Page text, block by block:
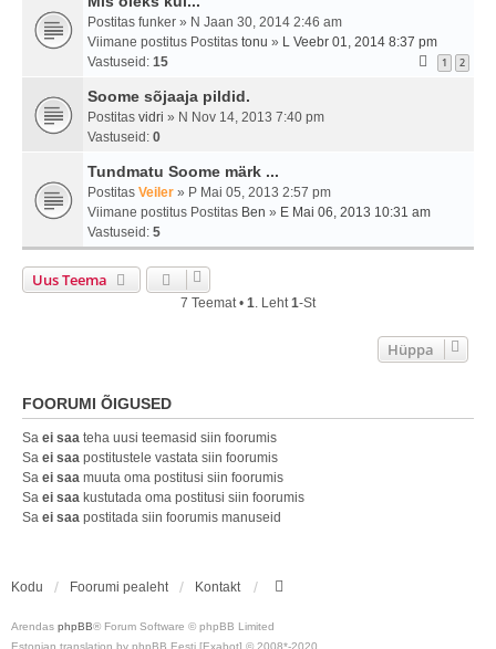
Postitas funker » N Jaan 30, 2014 2:46 am
Viimane postitus Postitas tonu » L Veebr 01, 2014 8:37 pm
Vastuseid: 15 1 2
Soome sõjaaja pildid.
Postitas vidri » N Nov 14, 2013 7:40 pm
Vastuseid: 0
Tundmatu Soome märk ...
Postitas Veiler » P Mai 05, 2013 2:57 pm
Viimane postitus Postitas Ben » E Mai 06, 2013 10:31 am
Vastuseid: 5
Uus Teema
7 Teemat • 1. Leht1-st
Hüppa
FOORUMI ÕIGUSED
Sa ei saa teha uusi teemasid siin foorumis
Sa ei saa postitustele vastata siin foorumis
Sa ei saa muuta oma postitusi siin foorumis
Sa ei saa kustutada oma postitusi siin foorumis
Sa ei saa postitada siin foorumis manuseid
Kodu Foorumi pealeht Kontakt
Arendas phpBB® Forum Software © phpBB Limited
Estonian translation by phpBB Eesti [Exabot] © 2008*-2020